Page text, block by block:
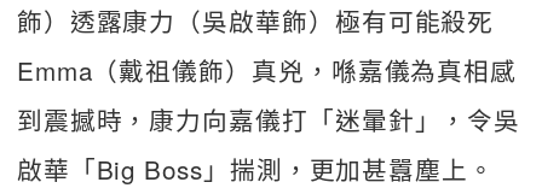
飾）透露康力（吳啟華飾）極有可能殺死
Emma（戴祖儀飾）真兇，喺嘉儀為真相感
到震撼時，康力向嘉儀打「迷暈針」，令吳
啟華「Big Boss」揣測，更加甚囂塵上。